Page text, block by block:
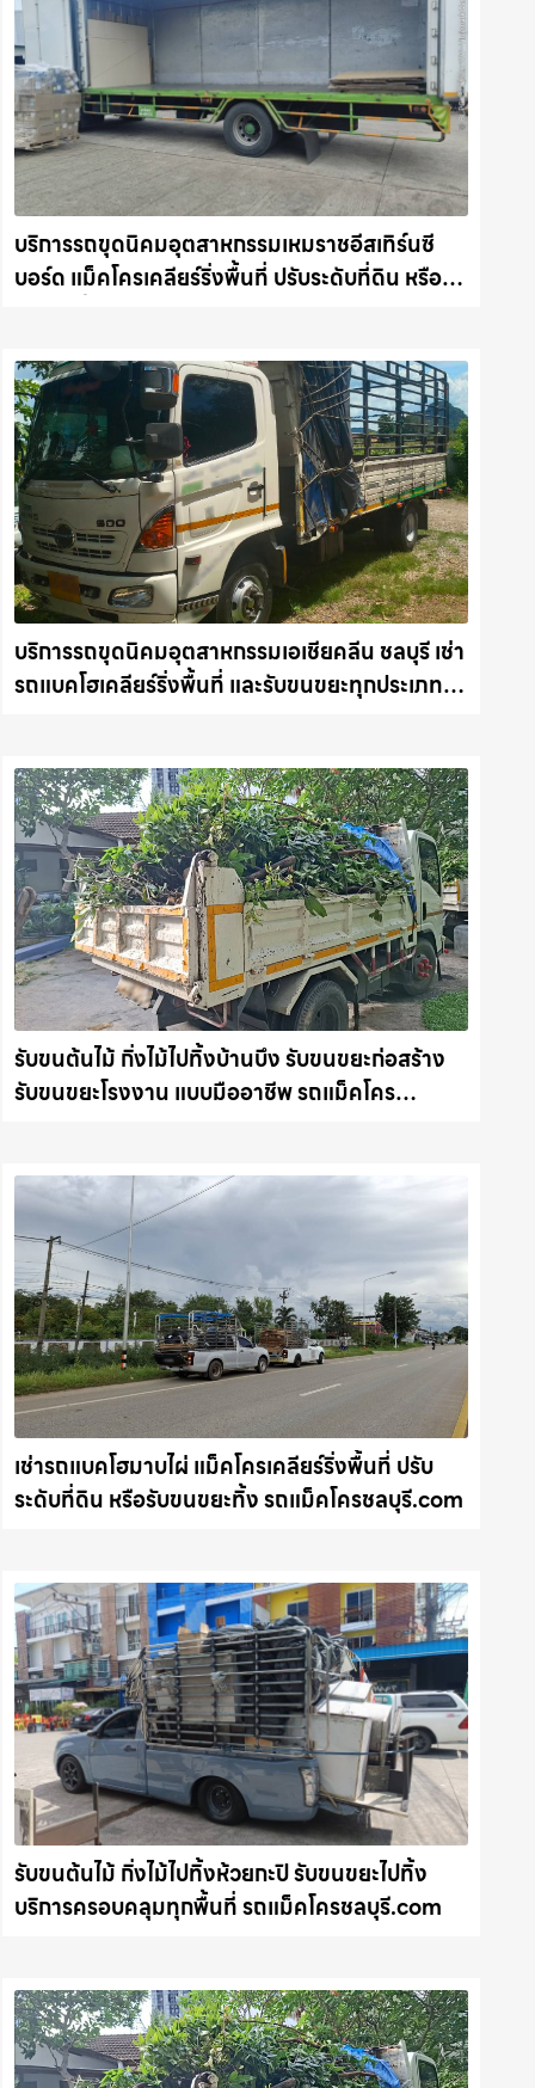
บริการรถขุดนิคมอุตสาหกรรมเหมราชอีสเทิร์นซี
บอร์ด แม็คโครเคลียร์ริ่งพื้นที่ ปรับระดับที่ดิน หรือรับ
บริการรถขุดนิคมอุตสาหกรรมเอเชียคลีน ชลบุรี เช่า
รถแบคโฮเคลียร์ริ่งพื้นที่ และรับขนขยะทุกประเภท
รับขนต้นไม้ กิ่งไม้ไปทิ้งบ้านบึง รับขนขยะก่อสร้าง
รับขนขยะโรงงาน แบบมืออาชีพ รถแม็คโคร
เช่ารถแบคโฮมาบไผ่ แม็คโครเคลียร์ริ่งพื้นที่ ปรับ
ระดับที่ดิน หรือรับขนขยะทิ้ง รถแม็คโครชลบุรี.com
รับขนต้นไม้ กิ่งไม้ไปทิ้งห้วยกะปิ รับขนขยะไปทิ้ง
บริการครอบคลุมทุกพื้นที่ รถแม็คโครชลบุรี.com